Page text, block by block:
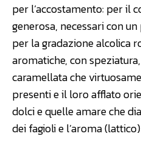
per l’accostamento: per il
generosa, necessari con
per la gradazione alcolica
aromatiche, con
caramellata che
presenti e il loro afflato
dolci e quelle amare che
dei fagioli e l’aroma